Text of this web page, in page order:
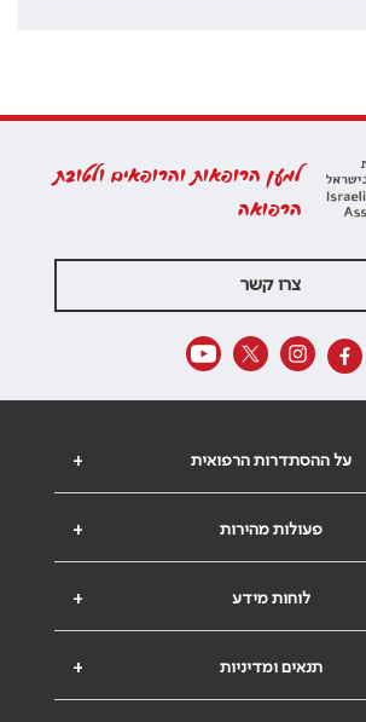
למען הרופאות והרופאים ולטובת
הרפואה
צרו קשר
+ על ההסתדרות הרפואית
+ פעולות מהירות
+ לוחות מידע
+ תנאים ומדיניות